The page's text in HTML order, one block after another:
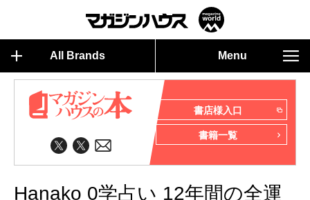
All Brands Menu
書店様入口
書籍一覧
Hanako 0学占い 12年間の全運